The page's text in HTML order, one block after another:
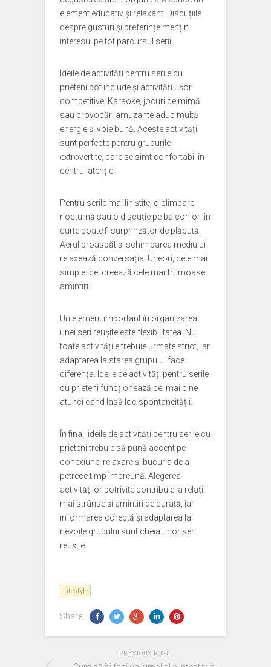
element educativ și relaxant. Discuțiile
despre gusturi și preferințe mențin
interesul pe tot parcursul serii.
Ideile de activități pentru serile cu
prieteni pot include și activități ușor
competitive. Karaoke, jocuri de mimă
sau provocări amuzante aduc multă
energie și voie bună. Aceste activități
sunt perfecte pentru grupurile
extrovertite, care se simt confortabil în
centrul atenției.
Pentru serile mai liniștite, o plimbare
nocturnă sau o discuție pe balcon ori în
curte poate fi surprinzător de plăcută.
Aerul proaspăt și schimbarea mediului
relaxează conversația. Uneori, cele mai
simple idei creează cele mai frumoase
amintiri.
Un element important în organizarea
unei seri reușite este flexibilitatea. Nu
toate activitățile trebuie urmate strict, iar
adaptarea la starea grupului face
diferența. Ideile de activități pentru serile
cu prieteni funcționează cel mai bine
atunci când lasă loc spontaneității.
În final, ideile de activități pentru serile cu
prieteni trebuie să pună accent pe
conexiune, relaxare și bucuria de a
petrece timp împreună. Alegerea
activităților potrivite contribuie la relații
mai strânse și amintiri de durată, iar
informarea corectă și adaptarea la
nevoile grupului sunt cheia unor seri
reușite.
Lifestyle
Share:
PREVIOUS POST